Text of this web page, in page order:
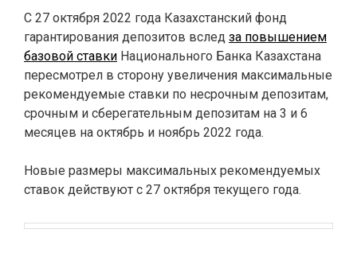
С 27 октября 2022 года Казахстанский фонд
гарантирования депозитов вслед за повышением
базовой ставки Национального Банка Казахстана
пересмотрел в сторону увеличения максимальные
рекомендуемые ставки по несрочным депозитам,
срочным и сберегательным депозитам на 3 и 6
месяцев на октябрь и ноябрь 2022 года.
Новые размеры максимальных рекомендуемых
ставок действуют с 27 октября текущего года.